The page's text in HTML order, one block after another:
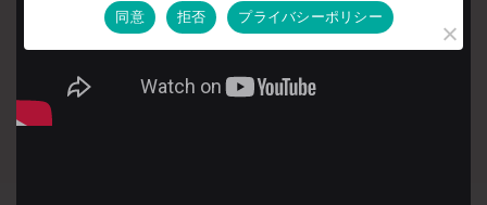
同意
拒否 プライバシーポリシー